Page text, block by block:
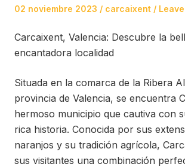
Posted
02 noviembre 2023
Posted
carcaixent
Carcaixent, Valencia: Descubre la
encantadora localidad
Situada en la comarca de la Ribera
provincia de Valencia, se encuentra
hermoso municipio que cautiva con
rica historia. Conocida por sus
naranjos y su tradición agrícola,
sus visitantes una combinación